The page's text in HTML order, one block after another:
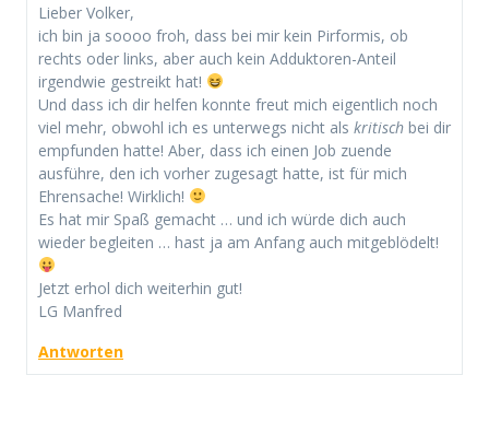
Lieber Volker,
ich bin ja soooo froh, dass bei mir kein Pirformis, ob
rechts oder links, aber auch kein Adduktoren-Anteil
irgendwie gestreikt hat!
Und dass ich dir helfen konnte freut mich eigentlich noch
viel mehr, obwohl ich es unterwegs nicht als kritisch bei dir
empfunden hatte! Aber, dass ich einen Job zuende
ausführe, den ich vorher zugesagt hatte, ist für mich
Ehrensache! Wirklich!
Es hat mir Spaß gemacht … und ich würde dich auch
wieder begleiten … hast ja am Anfang auch mitgeblödelt!
Jetzt erhol dich weiterhin gut!
LG Manfred
Antworten